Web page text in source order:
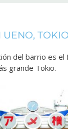
UENO,
del barrio es el
grande Tokio.